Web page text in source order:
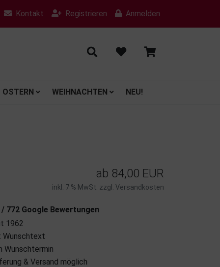
Kontakt Registrieren Anmelden
OSTERN WEIHNACHTEN NEU!
ab 84,00 EUR
inkl. 7 % MwSt. zzgl. Versandkosten
/ 772 Google Bewertungen
1962
Wunschtext
Wunschtermin
& Versand möglich